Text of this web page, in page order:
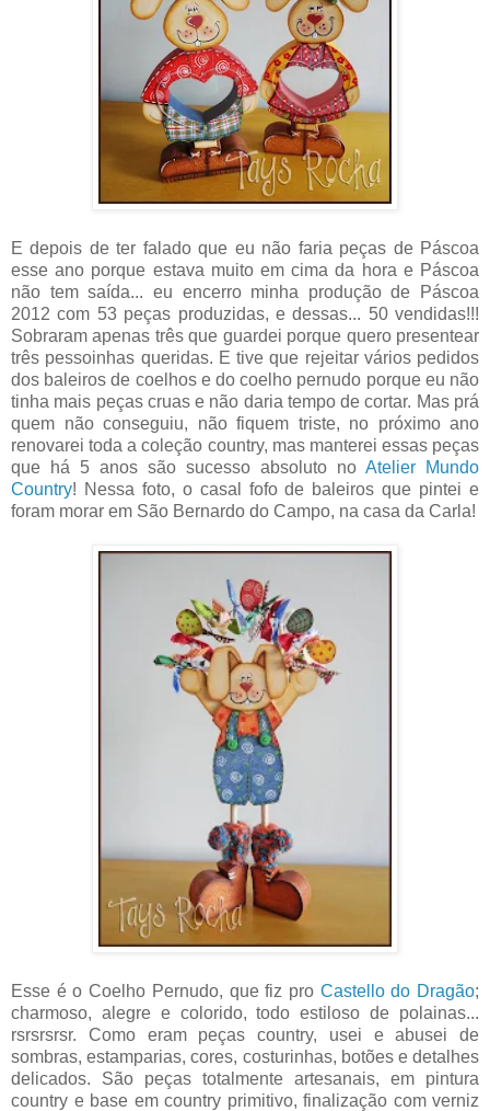
E depois de ter falado que eu não faria peças de Páscoa
esse ano porque estava muito em cima da hora e Páscoa
não tem saída... eu encerro minha produção de Páscoa
2012 com 53 peças produzidas, e dessas... 50 vendidas!!!
Sobraram apenas três que guardei porque quero presentear
três pessoinhas queridas. E tive que rejeitar vários pedidos
dos baleiros de coelhos e do coelho pernudo porque eu não
tinha mais peças cruas e não daria tempo de cortar. Mas prá
quem não conseguiu, não fiquem triste, no próximo ano
renovarei toda a coleção country, mas manterei essas peças
que há 5 anos são sucesso absoluto no Atelier Mundo
Country! Nessa foto, o casal fofo de baleiros que pintei e
foram morar em São Bernardo do Campo, na casa da Carla!
Esse é o Coelho Pernudo, que fiz pro Castello do Dragão;
charmoso, alegre e colorido, todo estiloso de polainas...
rsrsrsrsr. Como eram peças country, usei e abusei de
sombras, estamparias, cores, costurinhas, botões e detalhes
delicados. São peças totalmente artesanais, em pintura
country e base em country primitivo, finalização com verniz